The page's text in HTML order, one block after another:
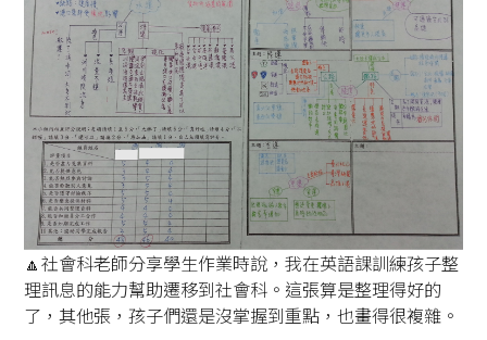
🔼社會科老師分享學生作業時說，我在英語課訓練孩子整
理訊息的能力幫助遷移到社會科。這張算是整理得好的
了，其他張，孩子們還是沒掌握到重點，也畫得很複雜。